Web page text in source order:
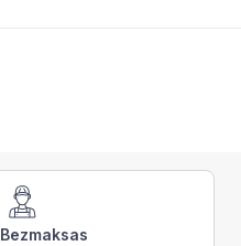
Bezmaksas